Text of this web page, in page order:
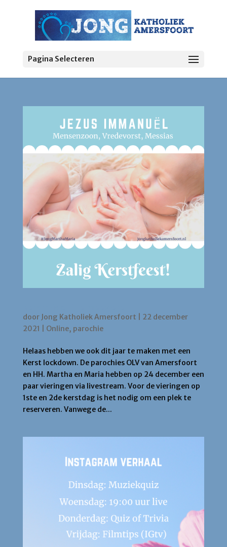
Pagina Selecteren
door Jong Katholiek Amersfoort
22 december
2021
Online, parochie
Helaas hebben we ook dit jaar te maken met een
Kerst lockdown. De parochies OLV van Amersfoort
en HH. Martha en Maria hebben op 24 december een
paar vieringen via livestream. Voor de vieringen op
1ste en 2de kerstdag is het nodig om een plek te
reserveren. Vanwege de...